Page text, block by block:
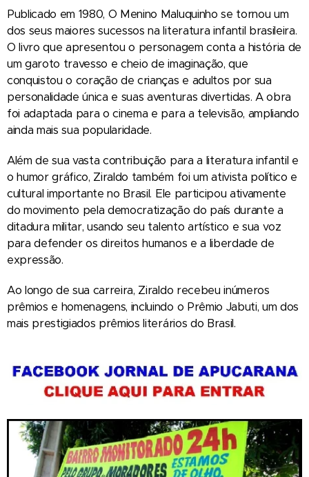
Publicado em 1980, O Menino Maluquinho se tornou um
dos seus maiores sucessos na literatura infantil brasileira.
O livro que apresentou o personagem conta a história de
um garoto travesso e cheio de imaginação, que
conquistou o coração de crianças e adultos por sua
personalidade única e suas aventuras divertidas. A obra
foi adaptada para o cinema e para a televisão, ampliando
ainda mais sua popularidade.
Além de sua vasta contribuição para a literatura infantil e
o humor gráfico, Ziraldo também foi um ativista político e
cultural importante no Brasil. Ele participou ativamente
do movimento pela democratização do país durante a
ditadura militar, usando seu talento artístico e sua voz
para defender os direitos humanos e a liberdade de
expressão.
Ao longo de sua carreira, Ziraldo recebeu inúmeros
prêmios e homenagens, incluindo o Prêmio Jabuti, um dos
mais prestigiados prêmios literários do Brasil.